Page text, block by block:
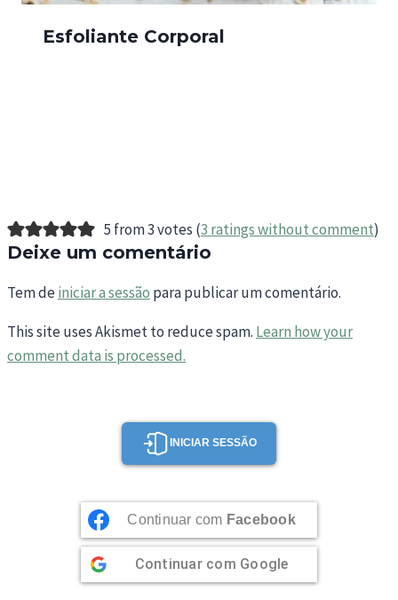
Esfoliante Corporal
5 from 3 votes (3 ratings without comment)
Deixe um comentário
Tem deiniciar a sessão para publicar um comentário.
This site uses Akismet to reduce spam. Learn how your
comment data is processed.
INICIAR SESSÃO
Continuar com Facebook
Continuar com Google